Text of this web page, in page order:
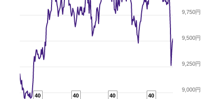
40
40
40
40
9,000円
9,250円
9,500円
9,750円